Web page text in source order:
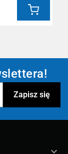
keyboard_arrow_down